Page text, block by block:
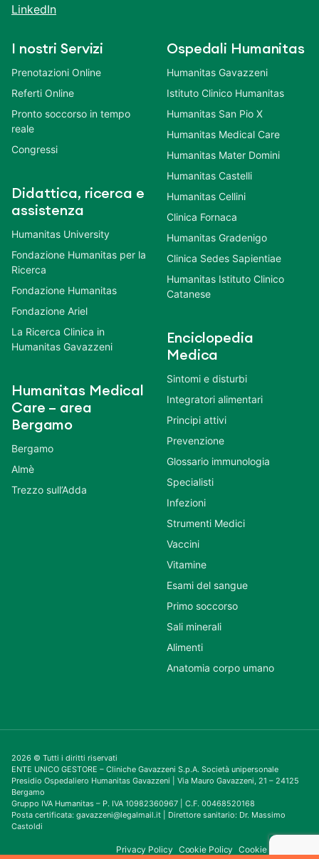
LinkedIn
I nostri Servizi
Prenotazioni Online
Referti Online
Pronto soccorso in tempo
reale
Congressi
Didattica, ricerca e
assistenza
Humanitas University
Fondazione Humanitas per la
Ricerca
Fondazione Humanitas
Fondazione Ariel
La Ricerca Clinica in
Humanitas Gavazzeni
Humanitas Medical
Care – area
Bergamo
Bergamo
Almè
Trezzo sull’Adda
Ospedali Humanitas
Humanitas Gavazzeni
Istituto Clinico Humanitas
Humanitas San Pio X
Humanitas Medical Care
Humanitas Mater Domini
Humanitas Castelli
Humanitas Cellini
Clinica Fornaca
Humanitas Gradenigo
Clinica Sedes Sapientiae
Humanitas Istituto Clinico
Catanese
Enciclopedia
Medica
Sintomi e disturbi
Integratori alimentari
Principi attivi
Prevenzione
Glossario immunologia
Specialisti
Infezioni
Strumenti Medici
Vaccini
Vitamine
Esami del sangue
Primo soccorso
Sali minerali
Alimenti
Anatomia corpo umano
2026 © Tutti i diritti riservati
ENTE UNICO GESTORE – Cliniche Gavazzeni S.p.A. Società unipersonale
Presidio Ospedaliero Humanitas Gavazzeni | Via Mauro Gavazzeni, 21 – 24125
Bergamo
Gruppo IVA Humanitas – P. IVA 10982360967 | C.F. 00468520168
Posta certificata: gavazzeni@legalmail.it | Direttore sanitario: Dr. Massimo
Castoldi
Privacy Policy Cookie Policy Cookie Consent